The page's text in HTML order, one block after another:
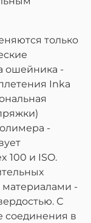
только
ошейника -
Inka
-
100 и ISO.
материалами -
С
соединения в